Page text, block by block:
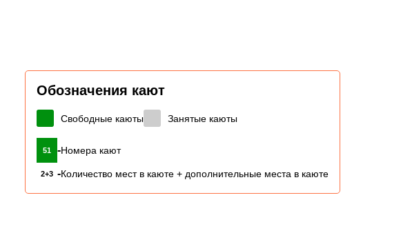
Обозначения кают
Свободные каюты Занятые каюты
51 -Номера кают
2+3 -Количество мест в каюте + дополнительные места в каюте